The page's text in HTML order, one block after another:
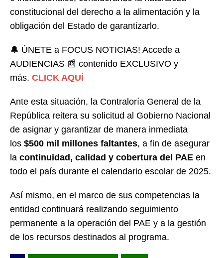
constitucional del derecho a la alimentación y la
obligación del Estado de garantizarlo.
🔔 ÚNETE a FOCUS NOTICIAS! Accede a
AUDIENCIAS 📰 contenido EXCLUSIVO y
más. CLICK AQUÍ
Ante esta situación, la Contraloría General de la
República reitera su solicitud al Gobierno Nacional
de asignar y garantizar de manera inmediata
los $500 mil millones faltantes, a fin de asegurar
la continuidad, calidad y cobertura del PAE en
todo el país durante el calendario escolar de 2025.
Así mismo, en el marco de sus competencias la
entidad continuará realizando seguimiento
permanente a la operación del PAE y a la gestión
de los recursos destinados al programa.